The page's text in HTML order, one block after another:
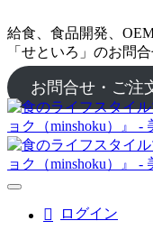
給食、食品開発、
「せといろ」のお問
お問合せ・ご注
ログイン